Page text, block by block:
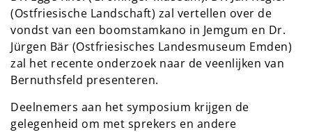
(Ostfriesische Landschaft) zal vertellen over de
vondst van een boomstamkano in Jemgum en Dr.
Jürgen Bär (Ostfriesisches Landesmuseum Emden)
zal het recente onderzoek naar de veenlijken van
Bernuthsfeld presenteren.
Deelnemers aan het symposium krijgen de
gelegenheid om met sprekers en andere